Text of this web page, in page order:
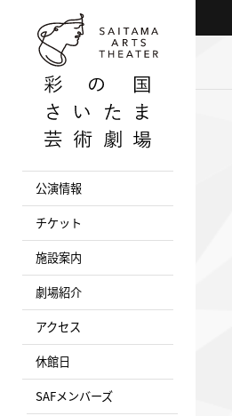
公演情報
チケット
施設案内
劇場紹介
アクセス
休館日
SAFメンバーズ